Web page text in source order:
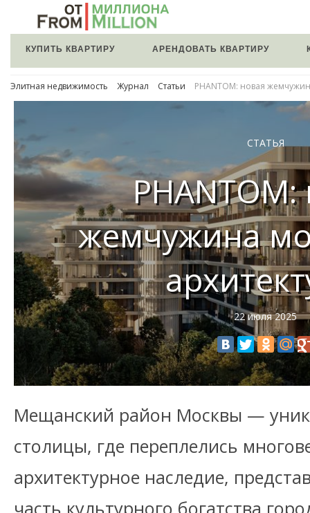
КУПИТЬ КВАРТИРУ АРЕНДОВАТЬ КВАРТИРУ
Элитная недвижимость Журнал Статьи PHANTOM: новая
СТАТЬЯ
жемчужина
22 июля 2025
Мещанский район Москвы —
столицы, где переплелись
архитектурное наследие,
часть культурного богатства